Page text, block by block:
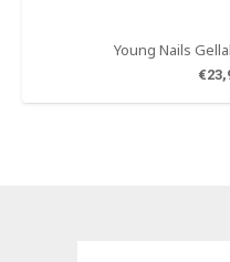
Young Nails
€